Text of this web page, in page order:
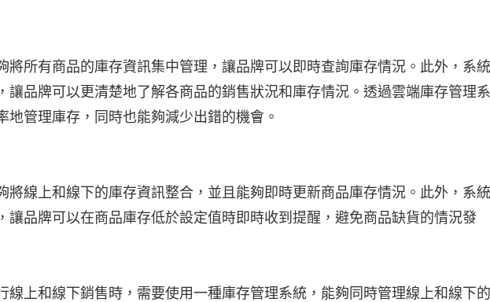
將所有商品的庫存資訊集中管理，讓品牌可以即時查詢庫存情況。此外，系
讓品牌可以更清楚地了解各商品的銷售狀況和庫存情況。透過雲端庫存管理
地管理庫存，同時也能夠減少出錯的機會。
將線上和線下的庫存資訊整合，並且能夠即時更新商品庫存情況。此外，系
讓品牌可以在商品庫存低於設定值時即時收到提醒，避免商品缺貨的情況發
上和線下銷售時，需要使用一種庫存管理系統，能夠同時管理線上和線下